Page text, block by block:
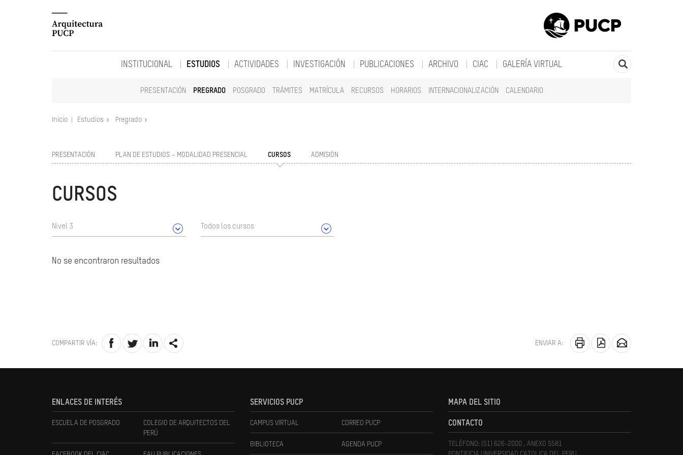
INSTITUCIONAL ESTUDIOS
PRESENTACIÓN PREGRADO POSGRADO TRÁMITES MATRÍCULA RECURSOS HORARIOS INTERNACIONALIZACIÓN CALENDARIO
ACTIVIDADES INVESTIGACIÓN PUBLICACIONES ARCHIVO CIAC GALERÍA VIRTUAL
Inicio Estudios Pregrado
PRESENTACIÓN PLAN DE ESTUDIOS – MODALIDAD PRESENCIAL CURSOS ADMISIÓN
CURSOS
Nivel 3 Todos los cursos
No se encontraron resultados
COMPARTIR VÍA: ENVIAR A:
ENLACES DE INTERÉS
ESCUELA DE POSGRADO
COLEGIO DE ARQUITECTOS DEL
PERÚ
SERVICIOS PUCP
CAMPUS VIRTUAL CORREO PUCP
BIBLIOTECA AGENDA PUCP
MAPA DEL SITIO
CONTACTO
TELÉFONO: (51) 626-2000 , ANEXO 5581